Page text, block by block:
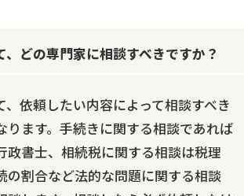
、どの専門家に相談すべきですか？
、依頼したい内容によって相談すべき
ります。手続きに関する相談であれば
政書士、相続税に関する相談は税理
の割合など法的な問題に関する相談